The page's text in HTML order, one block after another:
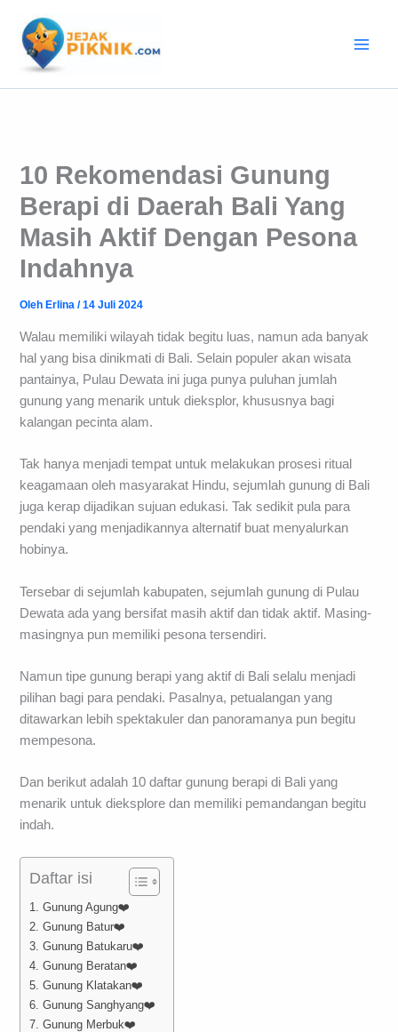
konten
10 Rekomendasi Gunung
Berapi di Daerah Bali Yang
Masih Aktif Dengan Pesona
Indahnya
Oleh Erlina/14 Juli 2024
Walau memiliki wilayah tidak begitu luas, namun ada banyak
hal yang bisa dinikmati di Bali. Selain populer akan wisata
pantainya, Pulau Dewata ini juga punya puluhan jumlah
gunung yang menarik untuk dieksplor, khususnya bagi
kalangan pecinta alam.
Tak hanya menjadi tempat untuk melakukan prosesi ritual
keagamaan oleh masyarakat Hindu, sejumlah gunung di Bali
juga kerap dijadikan sujuan edukasi. Tak sedikit pula para
pendaki yang menjadikannya alternatif buat menyalurkan
hobinya.
Tersebar di sejumlah kabupaten, sejumlah gunung di Pulau
Dewata ada yang bersifat masih aktif dan tidak aktif. Masing-
masingnya pun memiliki pesona tersendiri.
Namun tipe gunung berapi yang aktif di Bali selalu menjadi
pilihan bagi para pendaki. Pasalnya, petualangan yang
ditawarkan lebih spektakuler dan panoramanya pun begitu
mempesona.
Dan berikut adalah 10 daftar gunung berapi di Bali yang
menarik untuk dieksplore dan memiliki pemandangan begitu
indah.
Daftar isi
1. Gunung Agung❤️
2. Gunung Batur❤️
3. Gunung Batukaru❤️
4. Gunung Beratan❤️
5. Gunung Klatakan❤️
6. Gunung Sanghyang❤️
7. Gunung Merbuk❤️